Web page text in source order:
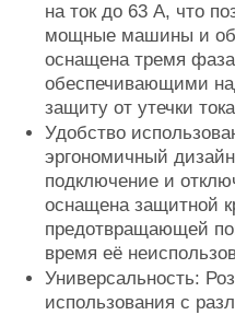
на ток до 63 А, что
мощные машины и
оснащена тремя
обеспечивающими
защиту от утечки
Удобство
эргономичный
подключение и
оснащена защитной
предотвращающей
время её
Универсальность:
использования с